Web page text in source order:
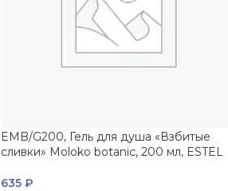
EMB/G200, Гель для душа «Взбитые
сливки» Moloko botanic, 200 мл, ESTEL
635 ₽